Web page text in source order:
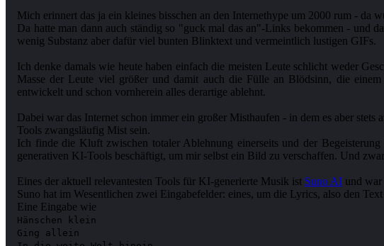
Mich erinnert das ja ein kleines bisschen an den Internethype um 2000 rum -
Da hatte man dann auch ständig so "guck mal das an"-Links bekommen - und
wenig Substanz aber dafür viel bunten Blinktext und vermeintlich lustigen GIFs.
Ich denke damals wie heute haben einfach die meisten Leute schlicht weder
Masse der Leute viel größer und damit auch die Fülle an Blödsinn, die
entwickelt und schon vornherein alles derartige ablehnt.
Dabei war das Internet schon immer ein großer Misthaufen - in dem es aber
Tools zwangsläufig Mist sein.
Ich finde die Kluft zwischen totaler Ablehnung einerseits und der
generativen KI-Tools beschäftigt, um mir selbst ein Bild zu verschaffen. Und
Eines der aktuell relevantesten Tools für KI-generierte Musik ist Suno AI und war
Suno hat im Wesentlichen zwei Eingabefelder: eines, um die Lyrics, also den
Hänschen klein
Ging allein